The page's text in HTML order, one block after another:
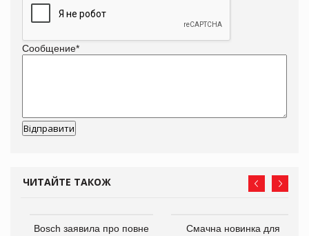
Сообщение*
ЧИТАЙТЕ ТАКОЖ
Bosch заявила про повне
Смачна новинка для